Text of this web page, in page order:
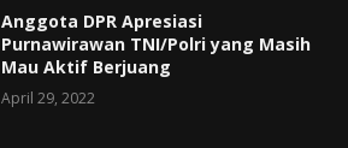
Anggota DPR Apresiasi
Purnawirawan TNI/Polri yang Masih
Mau Aktif Berjuang
April 29, 2022